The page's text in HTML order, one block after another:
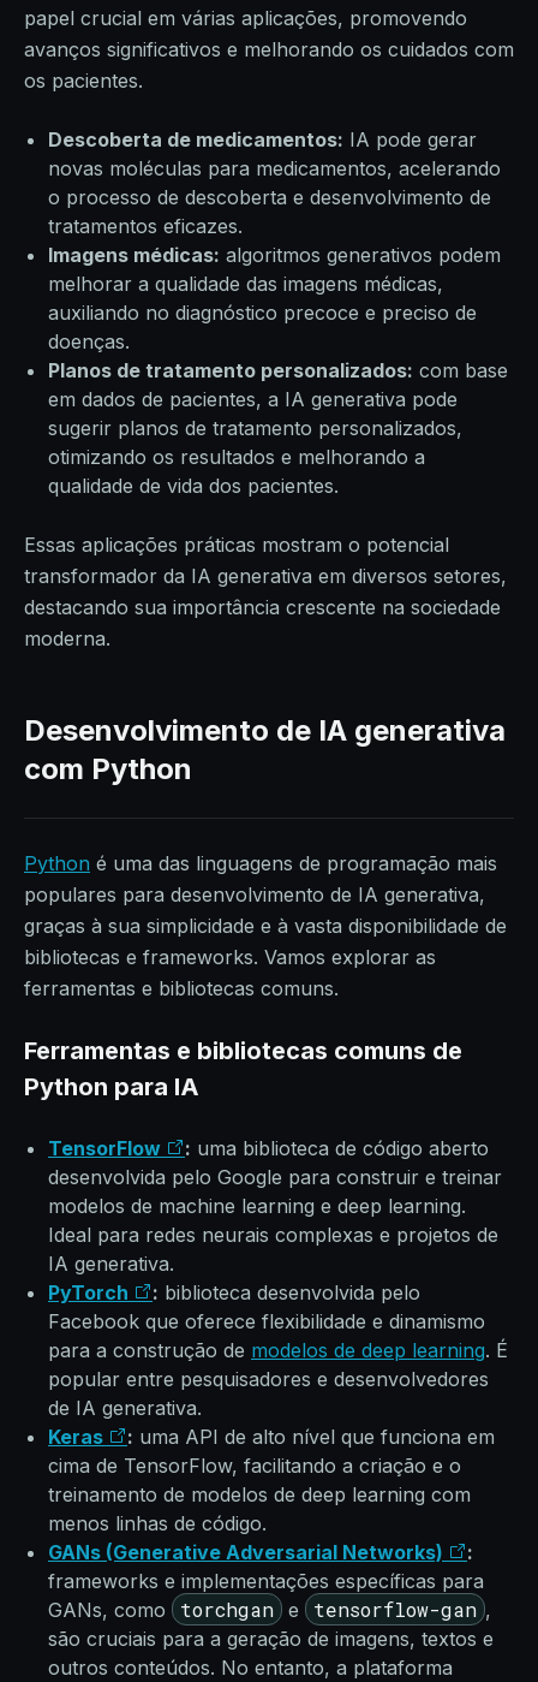
papel crucial em várias aplicações, promovendo
avanços significativos e melhorando os cuidados com
os pacientes.
Descoberta de medicamentos: IA pode gerar
novas moléculas para medicamentos, acelerando
o processo de descoberta e desenvolvimento de
tratamentos eficazes.
Imagens médicas: algoritmos generativos podem
melhorar a qualidade das imagens médicas,
auxiliando no diagnóstico precoce e preciso de
doenças.
Planos de tratamento personalizados: com base
em dados de pacientes, a IA generativa pode
sugerir planos de tratamento personalizados,
otimizando os resultados e melhorando a
qualidade de vida dos pacientes.
Essas aplicações práticas mostram o potencial
transformador da IA generativa em diversos setores,
destacando sua importância crescente na sociedade
moderna.
Desenvolvimento de IA generativa
com Python
Python é uma das linguagens de programação mais
populares para desenvolvimento de IA generativa,
graças à sua simplicidade e à vasta disponibilidade de
bibliotecas e frameworks. Vamos explorar as
ferramentas e bibliotecas comuns.
Ferramentas e bibliotecas comuns de
Python para IA
TensorFlow : uma biblioteca de código aberto
desenvolvida pelo Google para construir e treinar
modelos de machine learning e deep learning.
Ideal para redes neurais complexas e projetos de
IA generativa.
PyTorch
: biblioteca desenvolvida pelo
Facebook que oferece flexibilidade e dinamismo
para a construção de modelos de deep learning. É
popular entre pesquisadores e desenvolvedores
de IA generativa.
Keras
: uma API de alto nível que funciona em
cima de TensorFlow, facilitando a criação e o
treinamento de modelos de deep learning com
menos linhas de código.
GANs (Generative Adversarial Networks)
:
frameworks e implementações específicas para
GANs, como
torchgan e tensorflow-gan ,
são cruciais para a geração de imagens, textos e
outros conteúdos. No entanto, a plataforma